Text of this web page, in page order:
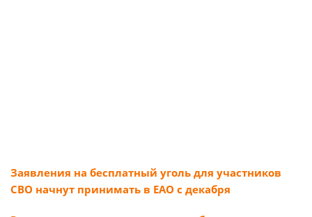
Заявления на бесплатный уголь для участников
СВО начнут принимать в ЕАО с декабря